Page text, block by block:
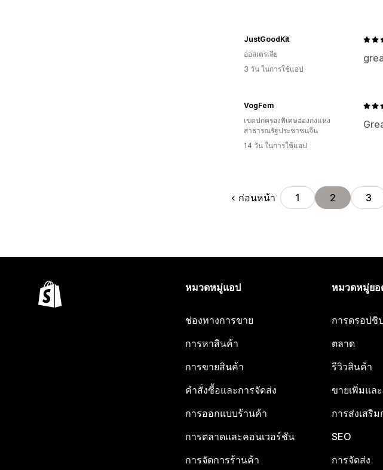
JustGoodKit
ออสเตรเลีย
3 วัน ในการใช้แอป
VogFem
เขตปกครองพิเศษฮ่องกงแห่ง
สาธารณรัฐประชาชนจีน
14 วัน ในการใช้แอป
ก่อนหน้า 1 2 3
หมวดหมู่แอป
ช่องทางการขาย
การหาสินค้า
การขายสินค้า
คำสั่งซื้อและการจัดส่ง
การออกแบบร้านค้า
การตลาดและคอนเวอร์ชัน
การจัดการร้านค้า
หมวดหมู่ยอ
การดรอปชิ
ตลาด
รีวิวสินค้า
ขายเพิ่มแล
การส่งเสริ
SEO
การจัดส่ง